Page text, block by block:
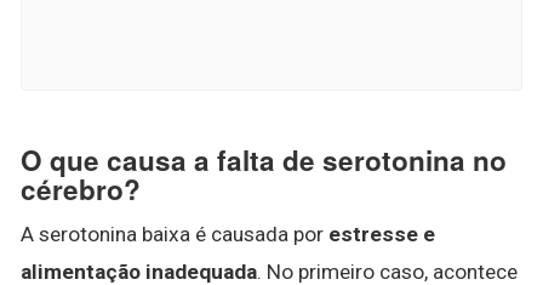
O que causa a falta de serotonina no
cérebro?
A serotonina baixa é causada por estresse e
alimentação inadequada. No primeiro caso, acontece